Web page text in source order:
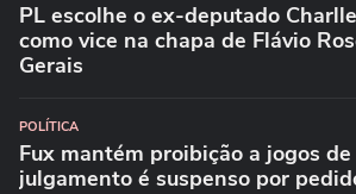
PL escolhe o ex-deputado
como vice na chapa de Flávio
Gerais
POLÍTICA
Fux mantém proibição a jogos de
julgamento é suspenso por